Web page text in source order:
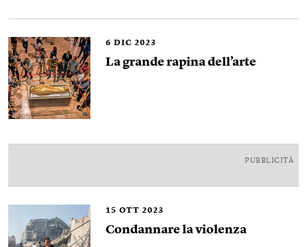
6 DIC 2023
La grande rapina dell’arte
PUBBLICITÀ
15 OTT 2023
Condannare la violenza